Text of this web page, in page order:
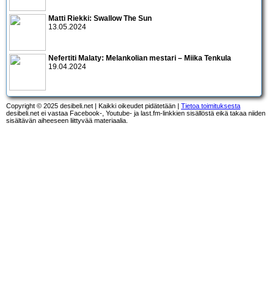
Matti Riekki: Swallow The Sun
13.05.2024
Nefertiti Malaty: Melankolian mestari – Miika Tenkula
19.04.2024
Copyright © 2025 desibeli.net | Kaikki oikeudet pidätetään | Tietoa toimituksesta
desibeli.net ei vastaa Facebook-, Youtube- ja last.fm-linkkien sisällöstä eikä takaa niiden
sisältävän aiheeseen liittyvää materiaalia.